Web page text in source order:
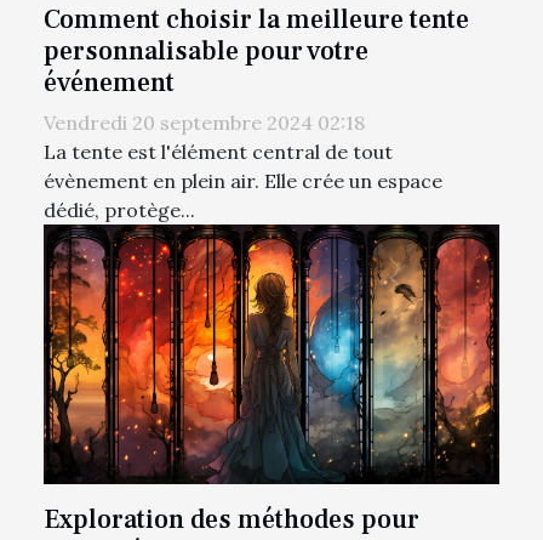
Comment choisir la meilleure tente
personnalisable pour votre
événement
Vendredi 20 septembre 2024 02:18
La tente est l'élément central de tout
évènement en plein air. Elle crée un espace
dédié, protège...
Exploration des méthodes pour